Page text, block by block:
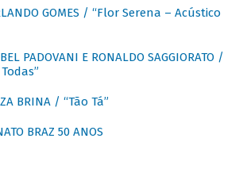
GOMES / “Flor Serena – Acústico
PADOVANI E RONALDO SAGGIORATO /
BRINA / “Tão Tá”
BRAZ 50 ANOS